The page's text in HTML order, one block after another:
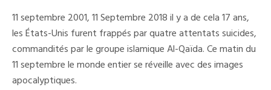
11
Septembre
2001 :
Des
Souvenirs
Douloureux
Pour
11 septembre 2001, 11 Septembre 2018 il y a de cela 17 ans,
les États-Unis furent frappés par quatre attentats suicides,
commandités par le groupe islamique Al-Qaïda. Ce matin du
11 septembre le monde entier se réveille avec des images
apocalyptiques.